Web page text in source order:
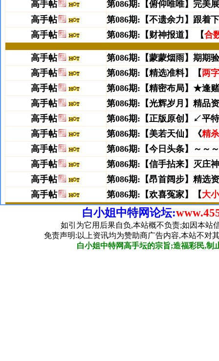
白小姐中特网论坛:
如引为它用后果自负,本站概不负责;如因本站
免责声明:以上资讯均为赞助商广告内容,本站不对
白小姐中特网高手坛的宗旨;造福彩民,制